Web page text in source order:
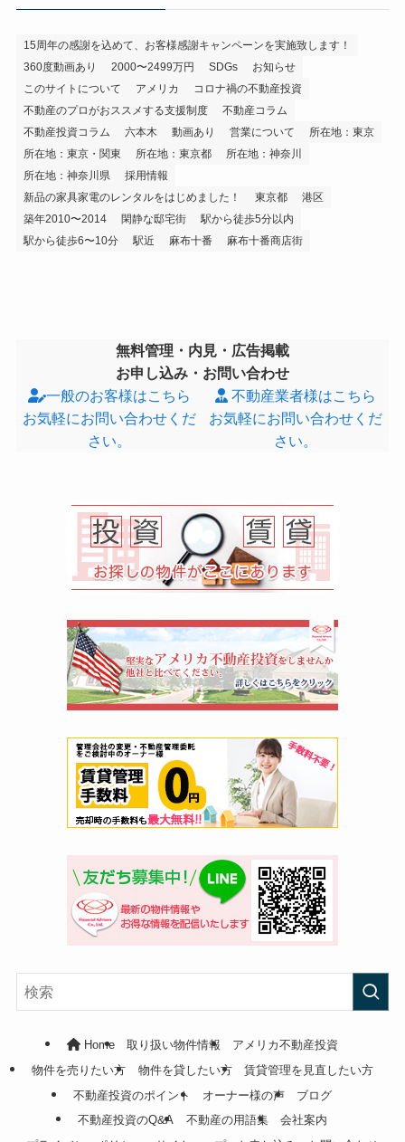
15周年の感謝を込めて、お客様感謝キャンペーンを実施致します！
360度動画あり
2000〜2499万円 SDGs
お知らせ
このサイトについて
アメリカ
コロナ禍の不動産投資
不動産のプロがおススメする支援制度
不動産コラム
不動産投資コラム
六本木 動画あり 営業について
所在地：東京
所在地：東京・関東
所在地：東京都
所在地：神奈川
所在地：神奈川県
採用情報
新品の家具家電のレンタルをはじめました！
東京都
港区
築年2010〜2014
閑静な邸宅街
駅から徒歩5分以内
駅から徒歩6〜10分
駅近 麻布十番 麻布十番商店街
無料管理・内見・広告掲載
お申し込み・お問い合わせ
一般のお客様はこちら
お気軽にお問い合わせくだ
さい。
不動産業者様はこちら
お気軽にお問い合わせくだ
さい。
Home 取り扱い物件情報
アメリカ不動産投資
物件を売りたい方
物件を貸したい方
賃貸管理を見直したい方
不動産投資のポイント
オーナー様の声
ブログ
不動産投資のQ&A
不動産の用語集
会社案内